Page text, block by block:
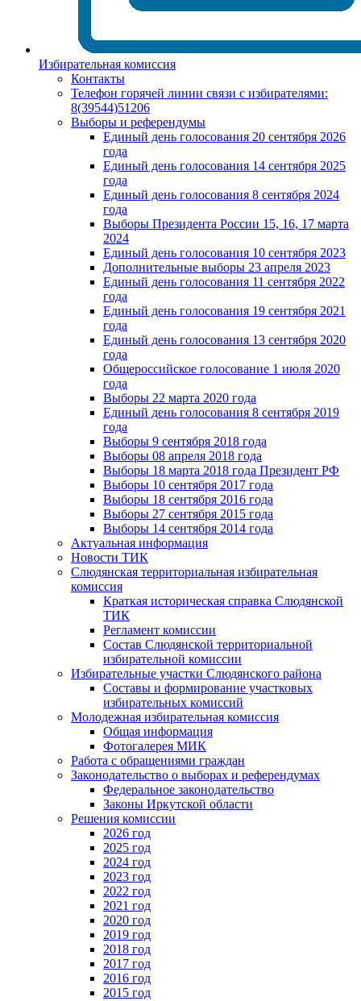
Избирательная комиссия
Контакты
Телефон горячей линии связи с избирателями:
8(39544)51206
Выборы и референдумы
Единый день голосования 20 сентября 2026
года
Единый день голосования 14 сентября 2025
года
Единый день голосования 8 сентября 2024
года
Выборы Президента России 15, 16, 17 марта
2024
Единый день голосования 10 сентября 2023
Дополнительные выборы 23 апреля 2023
Единый день голосования 11 сентября 2022
года
Единый день голосования 19 сентября 2021
года
Единый день голосования 13 сентября 2020
года
Общероссийское голосование 1 июля 2020
года
Выборы 22 марта 2020 года
Единый день голосования 8 сентября 2019
года
Выборы 9 сентября 2018 года
Выборы 08 апреля 2018 года
Выборы 18 марта 2018 года Президент РФ
Выборы 10 сентября 2017 года
Выборы 18 сентября 2016 года
Выборы 27 сентября 2015 года
Выборы 14 сентября 2014 года
Актуальная информация
Новости ТИК
Слюдянская территориальная избирательная
комиссия
Краткая историческая справка Слюдянской
ТИК
Регламент комиссии
Состав Слюдянской территориальной
избирательной комиссии
Избирательные участки Слюдянского района
Составы и формирование участковых
избирательных комиссий
Молодежная избирательная комиссия
Общая информация
Фотогалерея МИК
Работа с обращениями граждан
Законодательство о выборах и референдумах
Федеральное законодательство
Законы Иркутской области
Решения комиссии
2026 год
2025 год
2024 год
2023 год
2022 год
2021 год
2020 год
2019 год
2018 год
2017 год
2016 год
2015 год